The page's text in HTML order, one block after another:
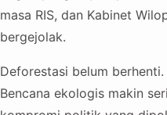
masa RIS, dan Kabinet
bergejolak.
Deforestasi belum
Bencana ekologis makin